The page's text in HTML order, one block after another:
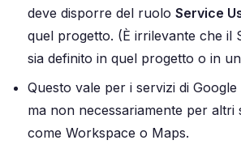
deve disporre del ruolo Service
quel progetto. (È irrilevante che il
sia definito in quel progetto o in
Questo vale per i servizi di
ma non necessariamente per altri
come Workspace o Maps.